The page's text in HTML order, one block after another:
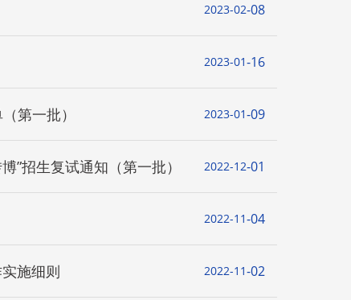
08
2023-02
16
2023-01
第一批） 09
2023-01
核”及“硕转博”招生复试通知（第一批） 01
2022-12
04
2022-11
选工作实施细则 02
2022-11